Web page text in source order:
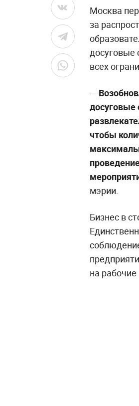
Москва
за
досуговые
всех
—
досуговые
чтобы
мэрии.
Бизнес в
на